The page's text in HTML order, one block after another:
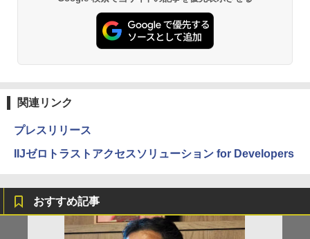
関連リンク
プレスリリース
IIJゼロトラストアクセスソリューション for Developers
おすすめ記事